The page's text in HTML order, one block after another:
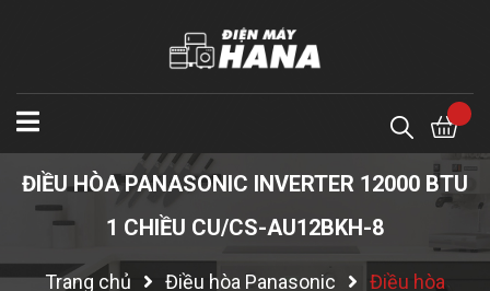
ĐIỀU HÒA PANASONIC INVERTER 12000 BTU
1 CHIỀU CU/CS-AU12BKH-8
Trang chủ Điều hòa Panasonic
Điều hòa